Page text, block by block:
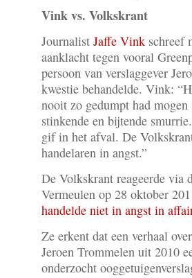
Vink vs. Volkskrant
Journalist Jaffe Vink schreef
aanklacht tegen vooral
persoon van verslaggever
kwestie behandelde. Vink:
nooit zo gedumpt had
stinkende en bijtende
gif in het afval. De
handelaren in angst.”
De Volkskrant reageerde via
Vermeulen op 28 oktober
handelde niet in angst in
Ze erkent dat een verhaal
Jeroen Trommelen uit 2010
onderzocht